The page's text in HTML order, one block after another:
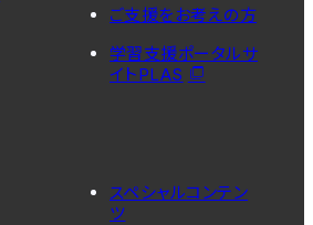
ご支援をお考えの方
学習支援ポータルサ
イトPLAS
スペシャルコンテン
ツ